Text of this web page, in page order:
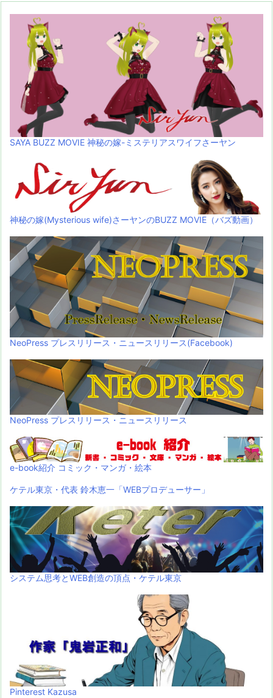
SAYA BUZZ MOVIE 神秘の嫁-ミステリアスワイフさーヤン
神秘の嫁(Mysterious wife)さーヤンのBUZZ MOVIE（バズ動画）
NeoPress プレスリリース・ニュースリリース(Facebook)
NeoPress プレスリリース・ニュースリリース
e-book紹介 コミック・マンガ・絵本
ケテル東京・代表 鈴木恵一「WEBプロデューサー」
システム思考とWEB創造の頂点・ケテル東京
Pinterest Kazusa